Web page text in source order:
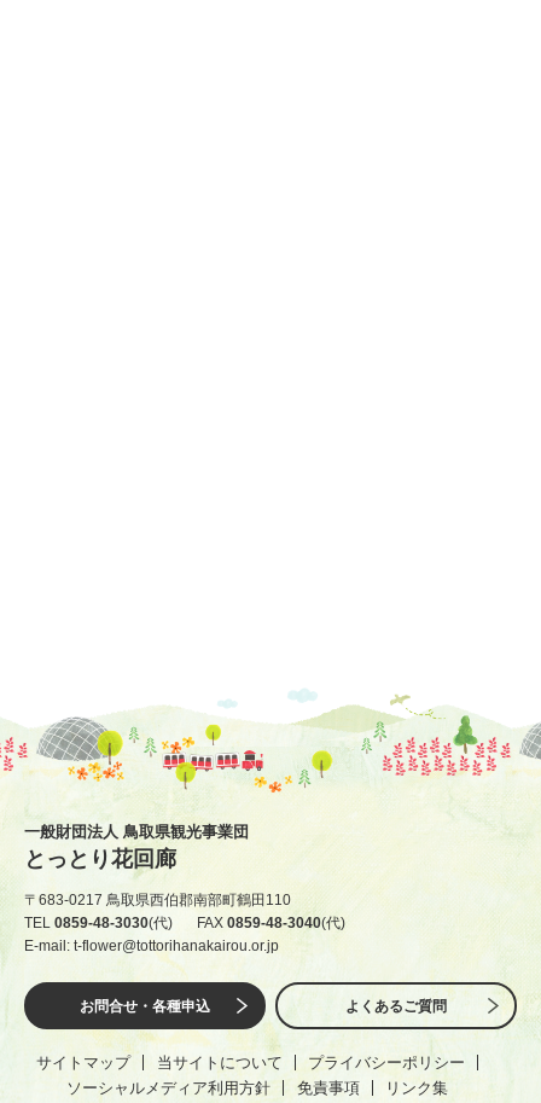
一般財団法人 鳥取県観光事業団
とっとり花回廊
〒683-0217 鳥取県西伯郡南部町鶴田110
TEL 0859-48-3030(代) FAX0859-48-3040(代)
E-mail: t-flower@tottorihanakairou.or.jp
お問合せ・各種申込 よくあるご質問
サイトマップ 当サイトについて
プライバシーポリシー
ソーシャルメディア利用方針
免責事項 リンク集